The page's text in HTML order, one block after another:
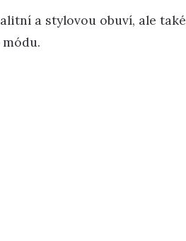
a stylovou obuví, ale